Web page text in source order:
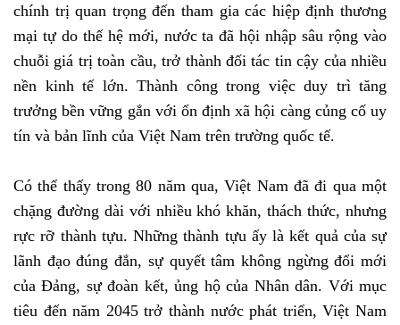
chính trị quan trọng đến tham gia các hiệp định thương
mại tự do thế hệ mới, nước ta đã hội nhập sâu rộng vào
chuỗi giá trị toàn cầu, trở thành đối tác tin cậy của nhiều
nền kinh tế lớn. Thành công trong việc duy trì tăng
trưởng bền vững gắn với ổn định xã hội càng củng cố uy
tín và bản lĩnh của Việt Nam trên trường quốc tế.
Có thể thấy trong 80 năm qua, Việt Nam đã đi qua một
chặng đường dài với nhiều khó khăn, thách thức, nhưng
rực rỡ thành tựu. Những thành tựu ấy là kết quả của sự
lãnh đạo đúng đắn, sự quyết tâm không ngừng đổi mới
của Đảng, sự đoàn kết, ủng hộ của Nhân dân. Với mục
tiêu đến năm 2045 trở thành nước phát triển, Việt Nam